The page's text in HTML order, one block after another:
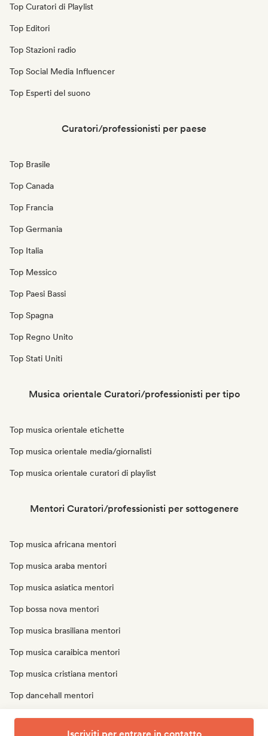
Top Curatori di Playlist
Top Editori
Top Stazioni radio
Top Social Media Influencer
Top Esperti del suono
Curatori/professionisti per paese
Top Brasile
Top Canada
Top Francia
Top Germania
Top Italia
Top Messico
Top Paesi Bassi
Top Spagna
Top Regno Unito
Top Stati Uniti
Musica orientale Curatori/professionisti per tipo
Top musica orientale etichette
Top musica orientale media/giornalisti
Top musica orientale curatori di playlist
Mentori Curatori/professionisti per sottogenere
Top musica africana mentori
Top musica araba mentori
Top musica asiatica mentori
Top bossa nova mentori
Top musica brasiliana mentori
Top musica caraibica mentori
Top musica cristiana mentori
Top dancehall mentori
Top musica latina mentori